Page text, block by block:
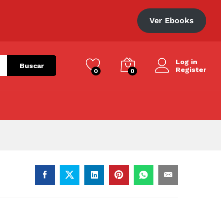
Ver Ebooks
Buscar
0 0
Log in
Register
Añadir al carrito